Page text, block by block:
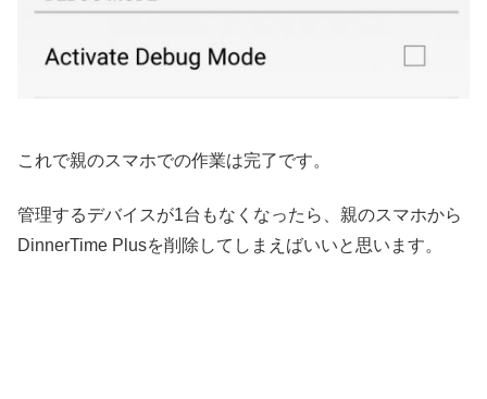
これで親のスマホでの作業は完了です。
管理するデバイスが1台もなくなったら、親のスマホから
DinnerTime Plusを削除してしまえばいいと思います。